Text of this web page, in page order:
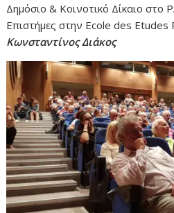
Δημόσιο & Κοινοτικό Δίκαιο στο
Επιστήμες στην Ecole des Etudes
Κωνσταντίνος Διάκος